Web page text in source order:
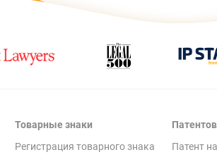
Товарные знаки
Регистрация товарного знака
Патент